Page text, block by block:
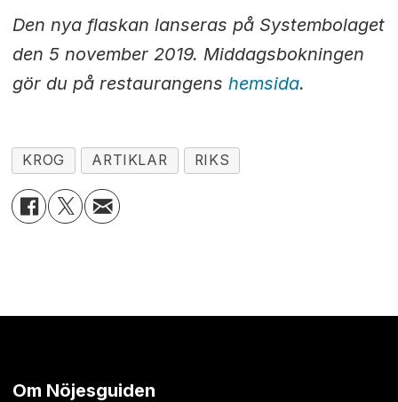
Den nya flaskan lanseras på Systembolaget
den 5 november 2019. Middagsbokningen
gör du på restaurangens hemsida.
KROG ARTIKLAR RIKS
Om Nöjesguiden